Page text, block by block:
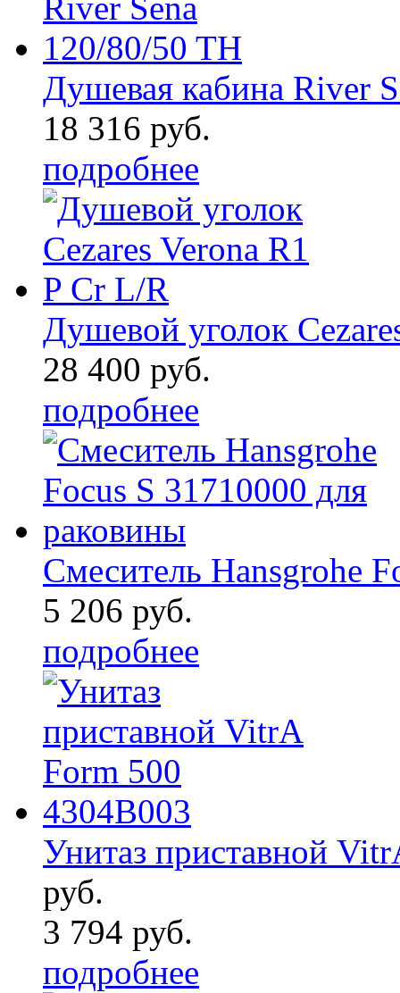
Душевая кабина River
18 316 руб.
подробнее
Душевой уголок
28 400 руб.
подробнее
Смеситель Hansgrohe
5 206 руб.
подробнее
Унитаз приставной
руб.
3 794 руб.
подробнее